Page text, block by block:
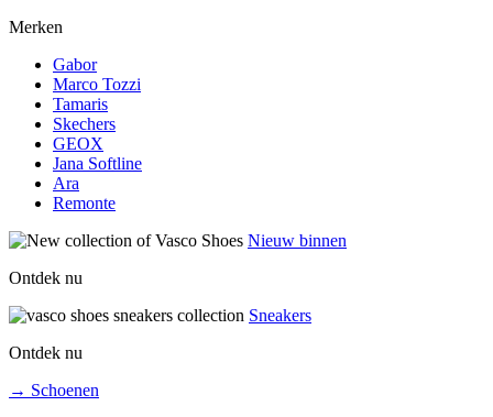
Merken
Gabor
Marco Tozzi
Tamaris
Skechers
GEOX
Jana Softline
Ara
Remonte
Nieuw binnen
Ontdek nu
Sneakers
Ontdek nu
→ Schoenen